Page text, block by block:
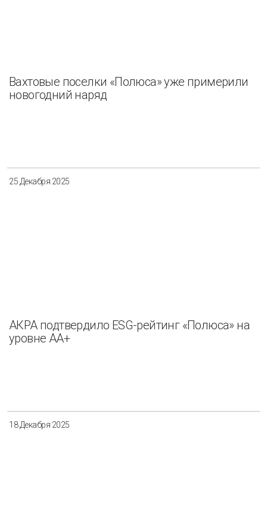
Вахтовые поселки «Полюса» уже примерили
новогодний наряд
25 Декабря 2025
АКРА подтвердило ESG-рейтинг «Полюса» на
уровне АА+
18 Декабря 2025